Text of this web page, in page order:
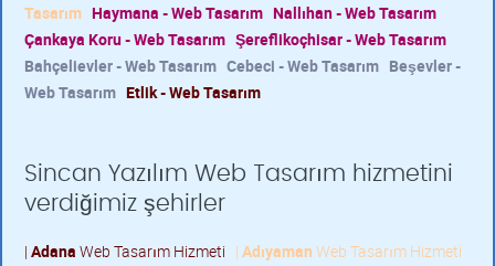
Tasarım Haymana - Web Tasarım Nallıhan - Web Tasarım
Çankaya Koru - Web Tasarım Şereflikoçhisar - Web Tasarım
Bahçelievler - Web Tasarım Cebeci - Web Tasarım Beşevler -
Web Tasarım Etlik - Web Tasarım
Sincan Yazılım Web Tasarım hizmetini
verdiğimiz şehirler
| Adana Web Tasarım Hizmeti | Adıyaman Web Tasarım Hizmeti